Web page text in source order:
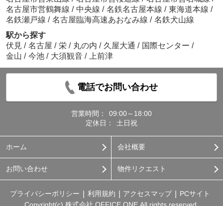
名古屋市営鶴舞線 / 中央線 / 名鉄名古屋本線 / 東海道本線 /
名鉄瀬戸線 / 名古屋臨海高速あおなみ線 / 名鉄犬山線
駅から探す
伏見 / 名古屋 / 栄 / 丸の内 / 久屋大通 / 国際センター /
金山 / 今池 / 大須観音 / 上前津
電話でお問い合わせ
営業時間：
09:00～18:00
定休日：
土日祝
ホーム 会社概要
お問い合わせ 物件リクエスト
プライバシーポリシー 利用規約 アクセスマップ
PCサイト